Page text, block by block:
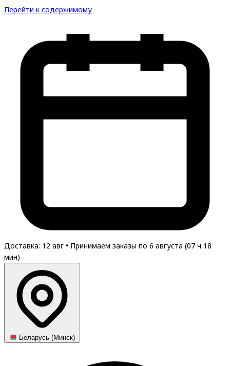
Перейти к содержимому
Доставка: 12 авг • Принимаем заказы по 6 августа (07 ч 18
мин)
Беларусь (Минск)